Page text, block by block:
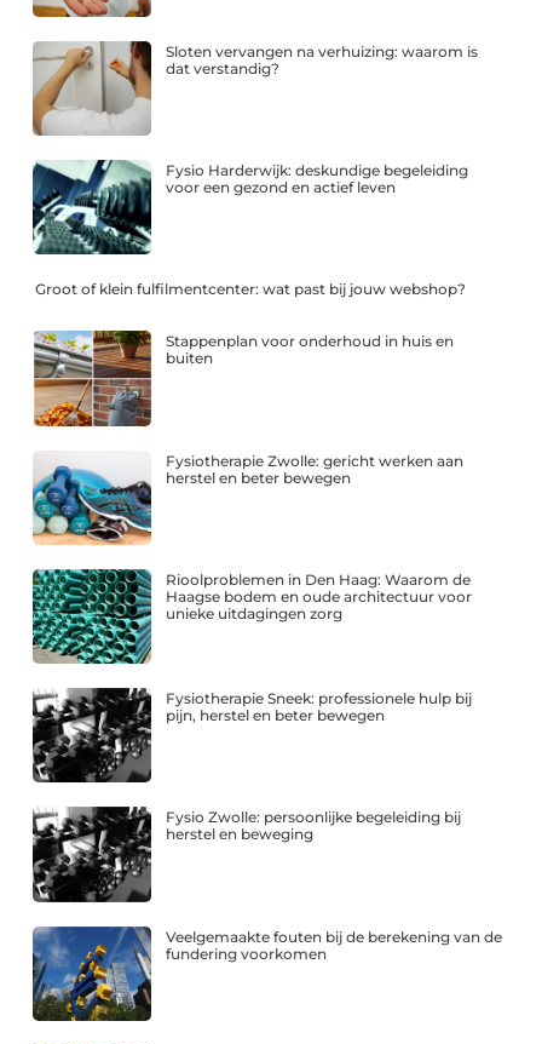
Sloten vervangen na verhuizing: waarom is
dat verstandig?
Fysio Harderwijk: deskundige begeleiding
voor een gezond en actief leven
Groot of klein fulfilmentcenter: wat past bij jouw webshop?
Stappenplan voor onderhoud in huis en
buiten
Fysiotherapie Zwolle: gericht werken aan
herstel en beter bewegen
Rioolproblemen in Den Haag: Waarom de
Haagse bodem en oude architectuur voor
unieke uitdagingen zorg
Fysiotherapie Sneek: professionele hulp bij
pijn, herstel en beter bewegen
Fysio Zwolle: persoonlijke begeleiding bij
herstel en beweging
Veelgemaakte fouten bij de berekening van de
fundering voorkomen